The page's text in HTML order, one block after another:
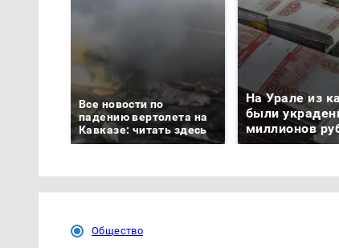
Все новости по
падению вертолета на
Кавказе: читать здесь
На Урале из
были
миллионов
Общество